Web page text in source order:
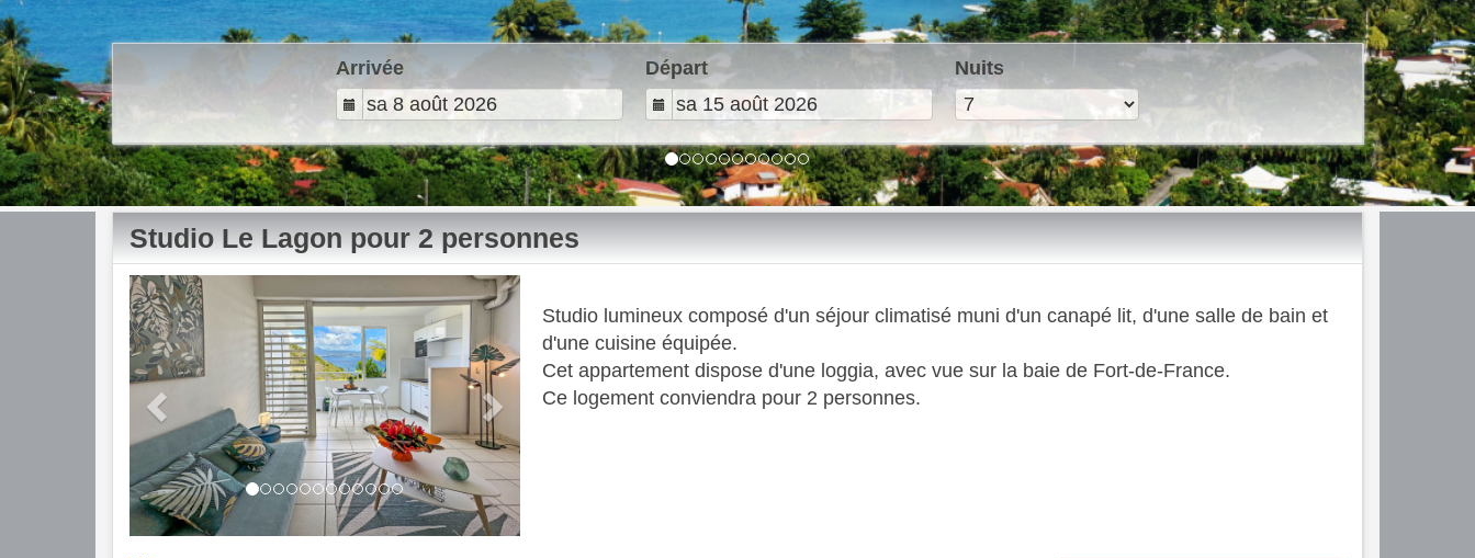
Arrivée Départ Nuits
Studio Le Lagon pour 2 personnes
Previous Next
Studio lumineux composé d'un séjour climatisé muni d'un canapé lit, d'une salle de bain et
d'une cuisine équipée. ​
Cet appartement dispose d'une loggia, avec vue sur la baie de Fort-de-France.
​ Ce logement conviendra pour 2 personnes.